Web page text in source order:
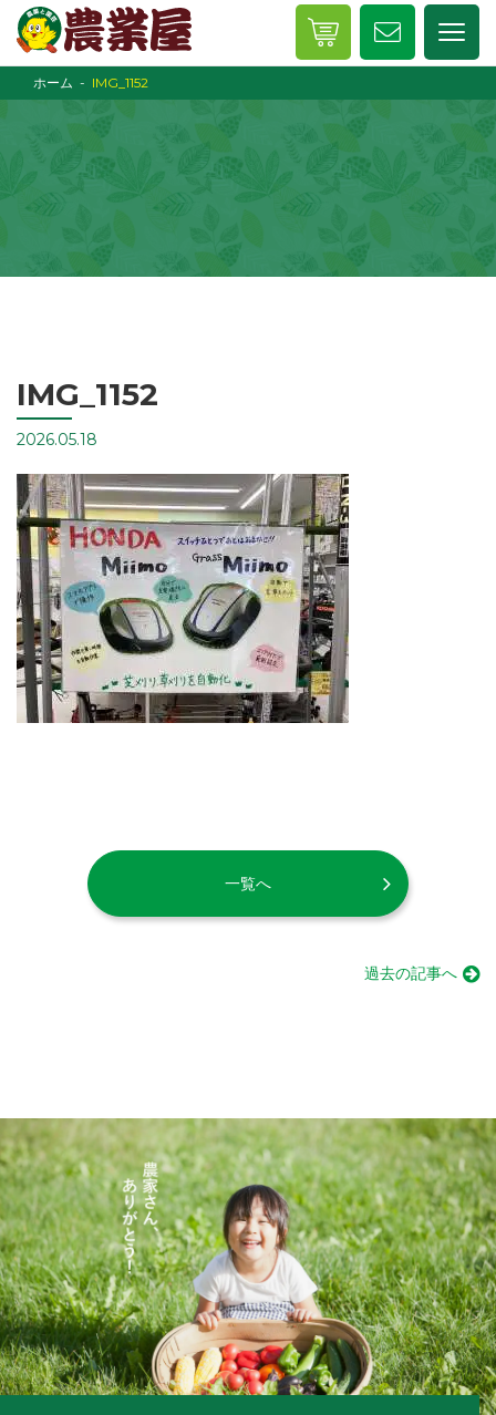
ホーム IMG_1152
IMG_1152
2026.05.18
一覧へ
過去の記事へ